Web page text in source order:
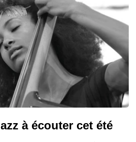
à écouter cet été